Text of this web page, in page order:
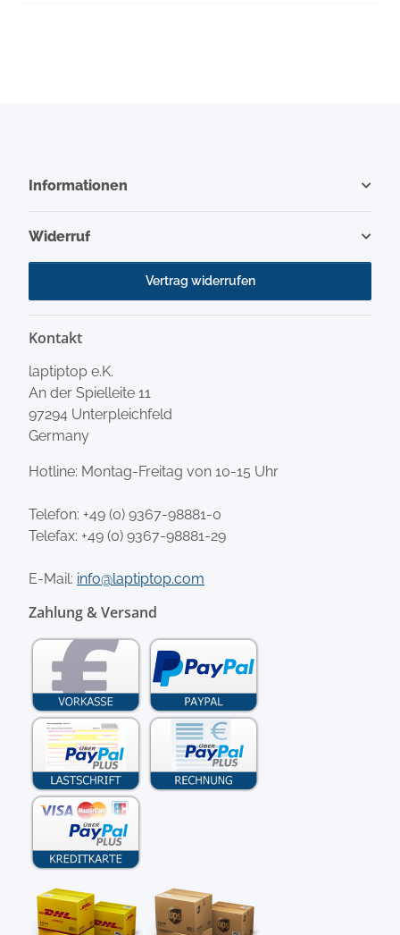
Informationen
Widerruf
Vertrag widerrufen
Kontakt
laptiptop e.K.
An der Spielleite 11
97294 Unterpleichfeld
Germany
Hotline: Montag-Freitag von 10-15 Uhr
Telefon: +49 (0) 9367-98881-0
Telefax: +49 (0) 9367-98881-29
E-Mail: info@laptiptop.com
Zahlung & Versand